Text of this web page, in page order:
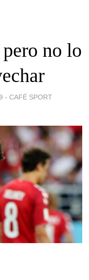
no lo
- CAFÉ SPORT